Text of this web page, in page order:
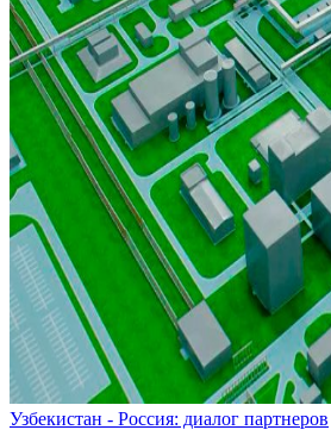
Узбекистан - Россия: диалог партнеров